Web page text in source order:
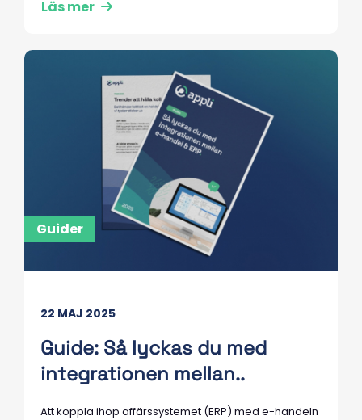
Läs mer
Guider
22 MAJ 2025
Guide: Så lyckas du med
integrationen mellan..
Att koppla ihop affärssystemet (ERP) med e-handeln